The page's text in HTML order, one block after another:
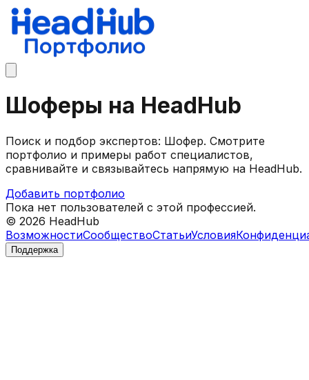
Шоферы на HeadHub
Поиск и подбор экспертов: Шофер. Смотрите
портфолио и примеры работ специалистов,
сравнивайте и связывайтесь напрямую на HeadHub.
Добавить портфолио
Пока нет пользователей с этой профессией.
© 2026 HeadHub
ВозможностиСообществоСтатьиУсловия
Поддержка